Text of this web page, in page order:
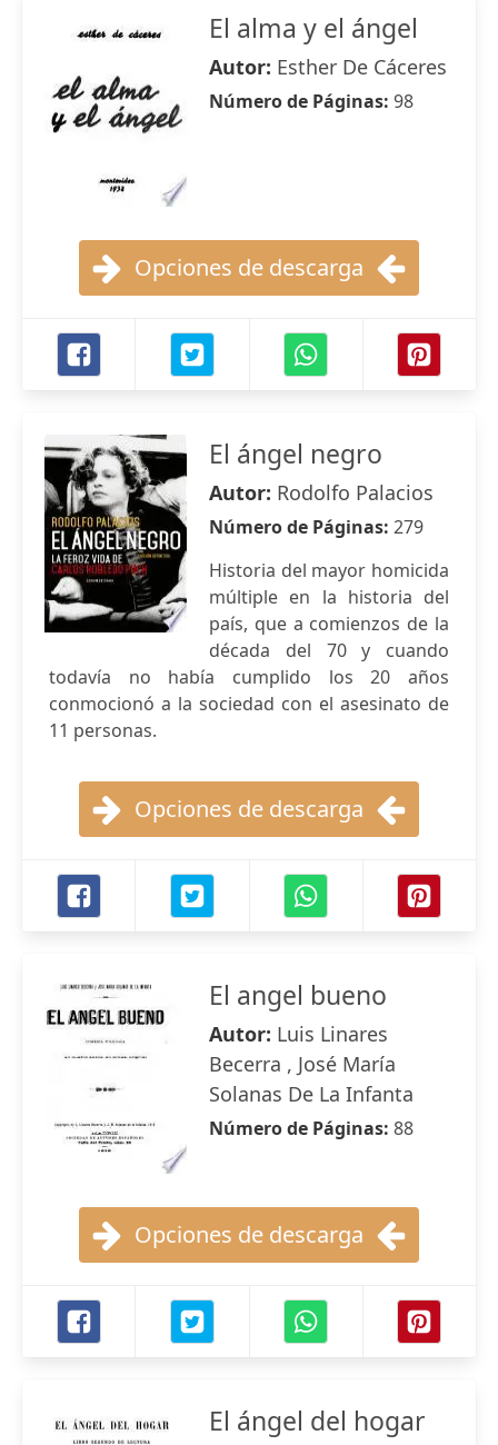
El alma y el ángel
Autor: Esther De Cáceres
Número de Páginas: 98
Opciones de descarga
El ángel negro
Autor: Rodolfo Palacios
Número de Páginas: 279
Historia del mayor homicida
múltiple en la historia del
país, que a comienzos de la
década del 70 y cuando
todavía no había cumplido los 20 años
conmocionó a la sociedad con el asesinato de
11 personas.
Opciones de descarga
El angel bueno
Autor: Luis Linares
Becerra , José María
Solanas De La Infanta
Número de Páginas: 88
Opciones de descarga
El ángel del hogar